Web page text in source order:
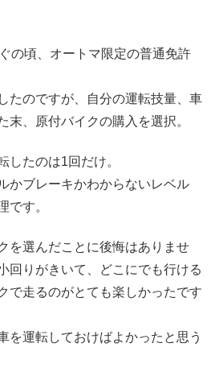
の頃、オートマ限定の普通免許
たのですが、自分の運転技量、車
末、原付バイクの購入を選択。
したのは1回だけ。
かブレーキかわからないレベル
です。
を選んだことに後悔はありませ
回りがきいて、どこにでも行ける
で走るのがとても楽しかったです
を運転しておけばよかったと思う